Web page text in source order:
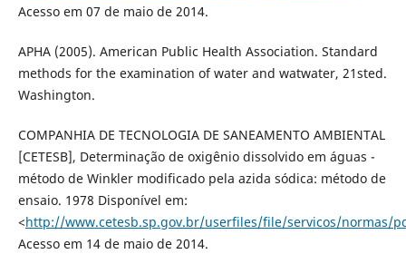
Acesso em 07 de maio de 2014.
APHA (2005). American Public Health Association. Standard
methods for the examination of water and watwater, 21sted.
Washington.
COMPANHIA DE TECNOLOGIA DE SANEAMENTO AMBIENTAL
[CETESB], Determinação de oxigênio dissolvido em águas -
método de Winkler modificado pela azida sódica: método de
ensaio. 1978 Disponível em:
<http://www.cetesb.sp.gov.br/userfiles/file/servicos/normas/
Acesso em 14 de maio de 2014.